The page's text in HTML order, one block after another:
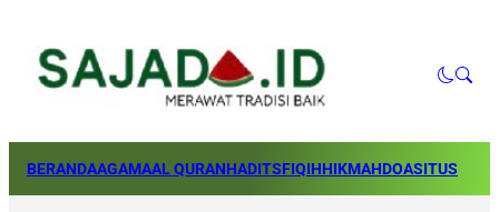
BERANDAAGAMAAL QURANHADITSFIQIHHIKMAHDOASITUS